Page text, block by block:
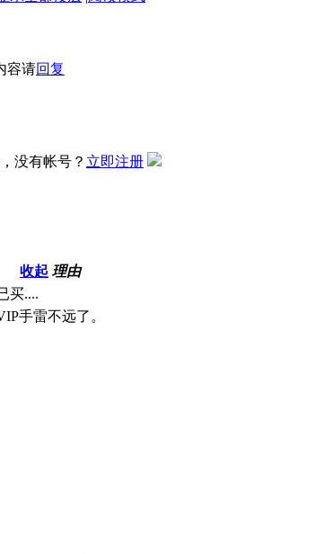
容请回复
没有帐号？ 立即注册
收起 理由
买....
手雷不远了。